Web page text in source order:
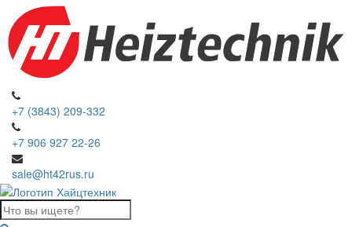
+7 (3843) 209-332
+7 906 927 22-26
sale@ht42rus.ru